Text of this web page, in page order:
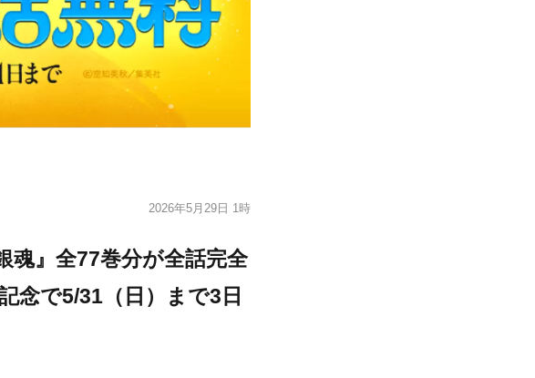
2026年5月29日 1時
魂』全77巻分が全話完全
念で5/31（日）まで3日